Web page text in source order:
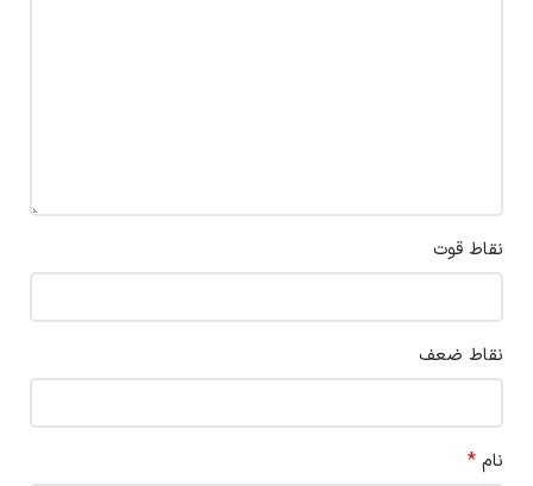
نقاط قوت
نقاط ضعف
نام *